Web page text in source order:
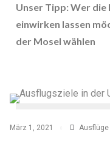
Unser Tipp: Wer
einwirken lassen
der Mosel wählen
März 1, 2021 Ausflüge